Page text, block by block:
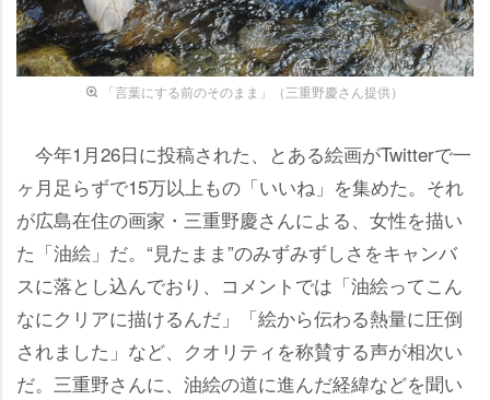
「言葉にする前のそのまま」（三重野慶さん提供）
今年1月26日に投稿された、とある絵画がTwitterで一
ヶ月足らずで15万以上もの「いいね」を集めた。それ
が広島在住の画家・三重野慶さんによる、女性を描い
た「油絵」だ。“見たまま”のみずみずしさをキャンバ
スに落とし込んでおり、コメントでは「油絵ってこん
なにクリアに描けるんだ」「絵から伝わる熱量に圧倒
されました」など、クオリティを称賛する声が相次い
だ。三重野さんに、油絵の道に進んだ経緯などを聞い